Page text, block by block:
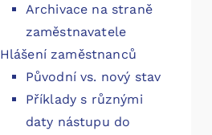
Archivace na straně
zaměstnavatele
Hlášení zaměstnanců
Původní vs. nový stav
Příklady s různými
daty nástupu do